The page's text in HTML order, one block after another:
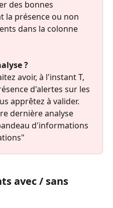
des bonnes
la présence ou non
dans la colonne
?
avoir, à l'instant T,
d'alertes sur les
apprêtez à valider.
dernière analyse
d'informations
avec / sans